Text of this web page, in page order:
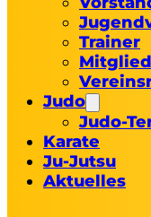
Trainer
Judo
Judo-
Karate
Ju-Jutsu
Aktuelles